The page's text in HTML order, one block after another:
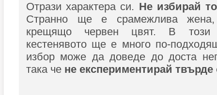
Отрази характера си. Не избирай
Странно ще е срамежлива
крещящо червен цвят. В този
кестенявото ще е много по-
избор може да доведе до доста
така че не експериментирай твърде